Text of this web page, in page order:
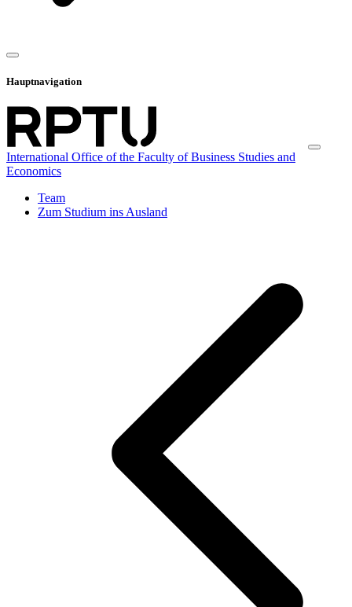
Hauptnavigation
International Office of the Faculty of Business Studies and
Economics
Team
Zum Studium ins Ausland